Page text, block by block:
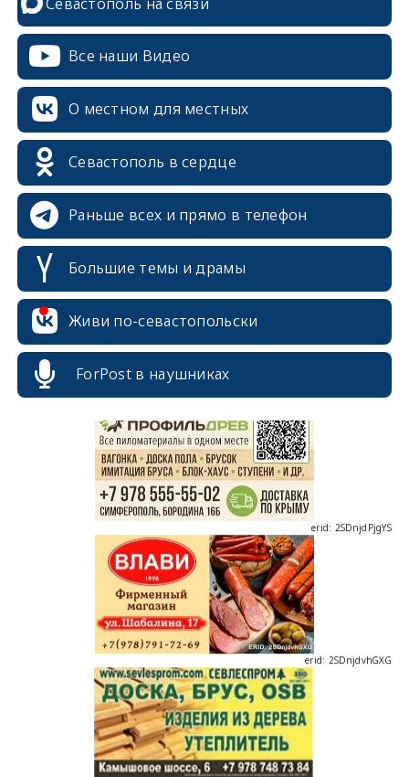
Все наши Видео
О местном для местных
Севастополь в сердце
Раньше всех и прямо в телефон
Большие темы и драмы
Живи по-севастопольски
ForPost в наушниках
erid: 2SDnjcrDNw6
erid: 2SDnjdPjgYS
erid: 2SDnjdvhGXG